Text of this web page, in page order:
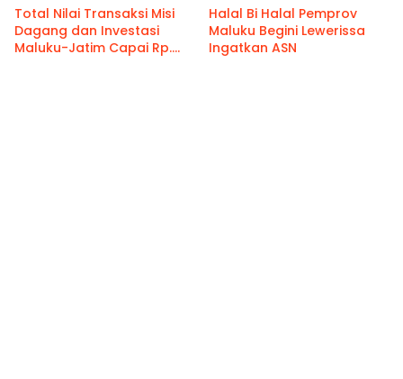
Total Nilai Transaksi Misi
Dagang dan Investasi
Maluku-Jatim Capai Rp.
Halal Bi Halal Pemprov
Maluku Begini Lewerissa
Ingatkan ASN